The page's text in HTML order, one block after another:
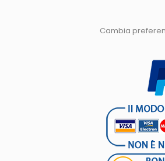
Cambia